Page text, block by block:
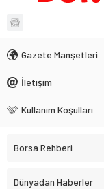
Gazete Manşetleri
İletişim
Kullanım Koşulları
Borsa Rehberi
Dünyadan Haberler